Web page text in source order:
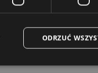
ODRZUĆ